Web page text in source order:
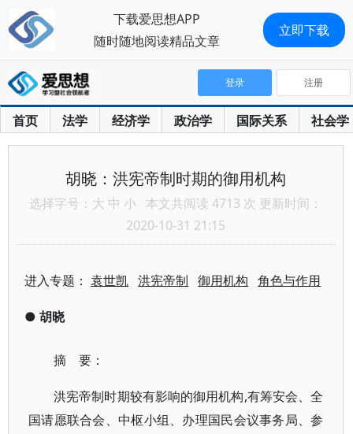
首页 法学 经济学 政治学 国际关系 社会学
登录 注册
胡晓：洪宪帝制时期的御用机构
选择字号： 大 中 小 本文共阅读 4713 次 更新时间：
2020-10-31 21:15
进入专题：袁世凯 洪宪帝制 御用机构 角色与作用
● 胡晓
摘 要：
洪宪帝制时期较有影响的御用机构,有筹安会、全
国请愿联合会、中枢小组、办理国民会议事务局、参
下载爱思想APP
随时随地阅读精品文章
立即下载